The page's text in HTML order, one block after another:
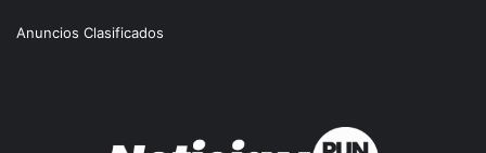
Anuncios Clasificados